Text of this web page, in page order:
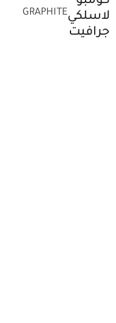
لاسلكي
جرافيت
GRAPHITE